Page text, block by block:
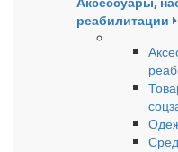
реабилитации